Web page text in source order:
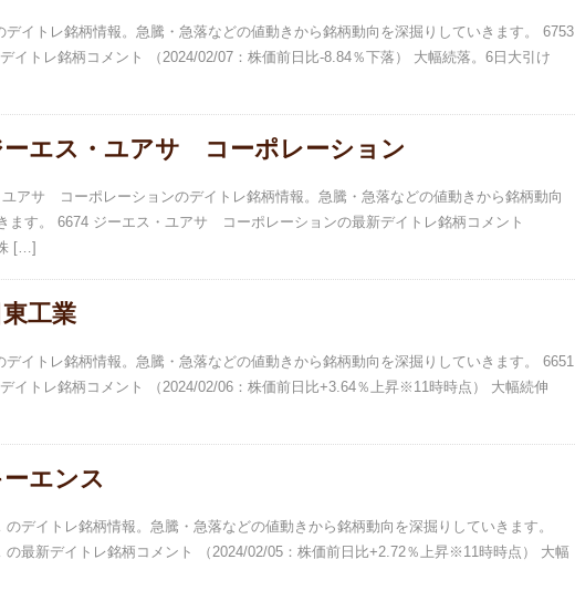
デイトレ銘柄情報。急騰・急落などの値動きから銘柄動向を深掘りしていきます。 6753
イトレ銘柄コメント （2024/02/07：株価前日比-8.84％下落） 大幅続落。6日大引け
ーエス・ユアサ コーポレーション
アサ コーポレーションのデイトレ銘柄情報。急騰・急落などの値動きから銘柄動向
ます。 6674 ジーエス・ユアサ コーポレーションの最新デイトレ銘柄コメント
[…]
工業
デイトレ銘柄情報。急騰・急落などの値動きから銘柄動向を深掘りしていきます。 6651
イトレ銘柄コメント （2024/02/06：株価前日比+3.64％上昇※11時時点） 大幅続伸
エンス
のデイトレ銘柄情報。急騰・急落などの値動きから銘柄動向を深掘りしていきます。
の最新デイトレ銘柄コメント （2024/02/05：株価前日比+2.72％上昇※11時時点） 大幅